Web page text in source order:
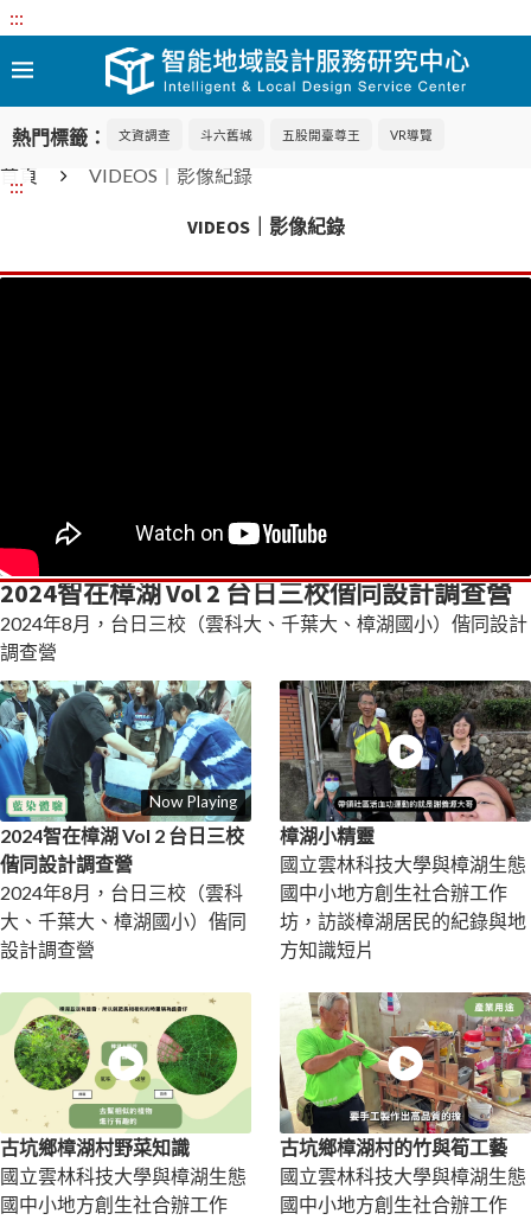
:::
熱門標籤： 文資調查 斗六舊城 五股開臺尊王 VR導覽
:::
首頁 VIDEOS｜影像紀錄
VIDEOS｜影像紀錄
2024智在樟湖 Vol 2 台日三校偕同設計調查營
2024年8月，台日三校（雲科大、千葉大、樟湖國小）偕同設計
調查營
Now Playing
2024智在樟湖 Vol 2 台日三校
偕同設計調查營
2024年8月，台日三校（雲科
大、千葉大、樟湖國小）偕同
設計調查營
樟湖小精靈
國立雲林科技大學與樟湖生態
國中小地方創生社合辦工作
坊，訪談樟湖居民的紀錄與地
方知識短片
古坑鄉樟湖村野菜知識
國立雲林科技大學與樟湖生態
國中小地方創生社合辦工作
古坑鄉樟湖村的竹與筍工藝
國立雲林科技大學與樟湖生態
國中小地方創生社合辦工作